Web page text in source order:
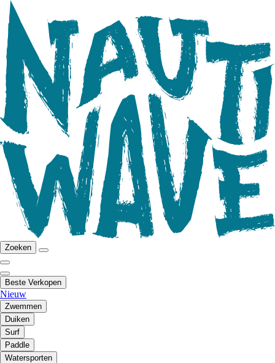
Zoeken
Beste Verkopen
Nieuw
Zwemmen
Duiken
Surf
Paddle
Watersporten